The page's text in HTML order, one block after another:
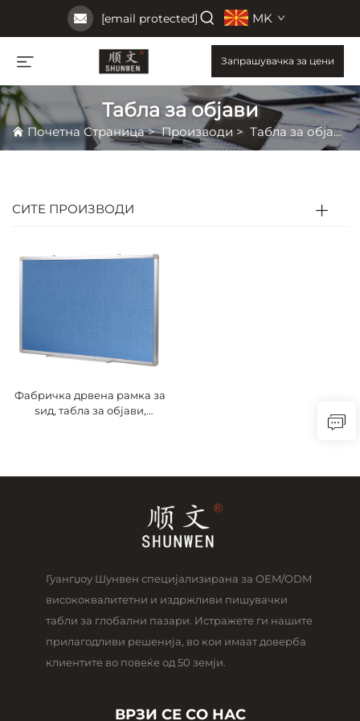
[email protected] MK
Запрашувачка за цени
Табла за објави
Почетна Страница>Производи > Табла за објави
СИТЕ ПРОИЗВОДИ
Фабричка дрвена рамка за
ѕид, табла за објави,
Гуангџоу Шунвен специјализирана за OEM/ODM
висококвалитетни и издржливи пишувачки
табли за глобални пазари. Истражете ги нашите
прилагодливи решенија, во кои имаат доверба
клиентите во повеќе од 50 земји.
ВРЗИ СЕ СО НАС